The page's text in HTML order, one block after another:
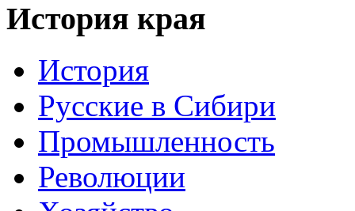
История края
История
Русские в Сибири
Промышленность
Революции